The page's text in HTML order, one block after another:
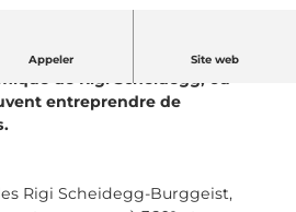
Appeler Site web
mène de Kräbel à la
de Rigi Scheidegg, où
entreprendre de
Rigi Scheidegg-Burggeist,